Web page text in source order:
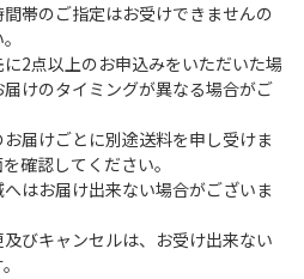
帯のご指定はお受けできませんの
2点以上のお申込みをいただいた場
けのタイミングが異なる場合がご
届けごとに別途送料を申し受けま
確認してください。
はお届け出来ない場合がございま
びキャンセルは、お受け出来ない